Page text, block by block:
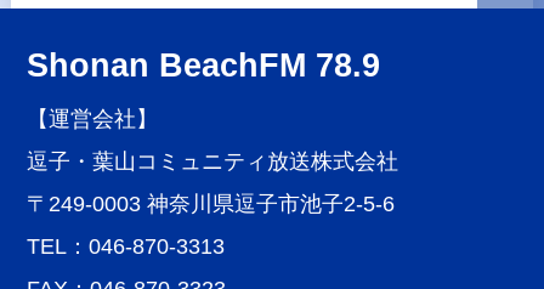
Shonan BeachFM 78.9
【運営会社】
逗子・葉山コミュニティ放送株式会社
〒249-0003 神奈川県逗子市池子2-5-6
TEL：046-870-3313